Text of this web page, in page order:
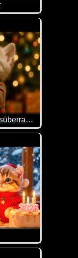
Silvester und
Kätzchen Edgars Weihnachtsüberraschung
super lieb
Kätzchen, die dir